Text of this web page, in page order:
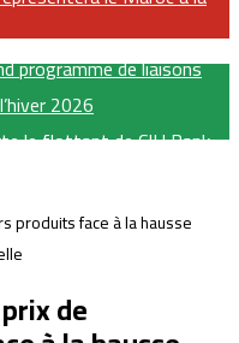
programme de liaisons
2026
le flottant de CIH Bank
via une émission
du stade
milliard de dirhams
produits face à la hausse
de